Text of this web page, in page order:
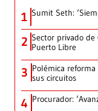
1 Sumit Seth:
2 Sector privado
Puerto Libre
3 Polémica
sus circuitos
4 Procurador: